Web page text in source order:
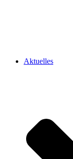
Aktuelles